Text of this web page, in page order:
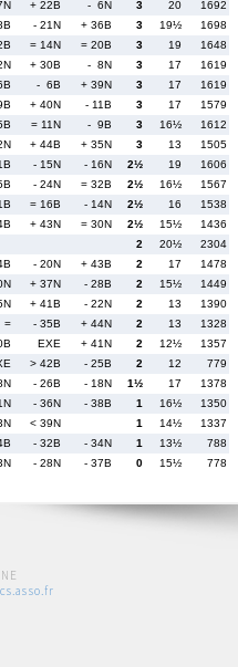
+ 22B - 6N 3 20
1692
- 21N + 36B 3 19½
1698
= 14N = 20B 3 19
1648
+ 30B - 8N 3 17
1619
- 6B + 39N 3 17
1619
+ 40N - 11B 3 17
1579
= 11N - 9B 3 16½
1612
+ 44B + 35N 3 13
1505
- 15N - 16N 2½ 19
1606
- 24N = 32B 2½ 16½
1567
= 16B - 14N 2½ 16
1538
+ 43N = 30N 2½ 15½
1436
2 20½
2304
- 20N + 43B 2 17
1478
+ 37N - 28B 2 15½
1449
+ 41B - 22N 2 13
1390
= - 35B + 44N 2 13
1328
EXE + 41N 2 12½
1357
> 42B - 25B 2 12
779
- 26B - 18N 1½ 17
1378
- 36N - 38B 1 16½
1350
< 39N 1 14½
1337
- 32B - 34N 1 13½
788
- 28N - 37B 0 15½ 778